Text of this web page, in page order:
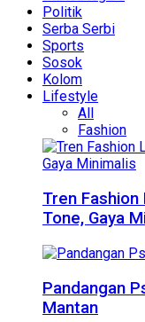
Politik
Serba Serbi
Sports
Sosok
Kolom
Lifestyle
All
Fashion
Tren
Tone, Gaya
Pandangan
Mantan